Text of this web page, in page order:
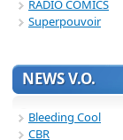
RADIO COMICS
Superpouvoir
NEWS V.O.
Bleeding Cool
CBR